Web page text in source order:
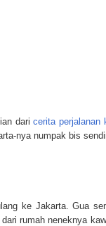
daricerita perjalanan
nya numpak bis
ke Jakarta. Gua
rumah neneknya